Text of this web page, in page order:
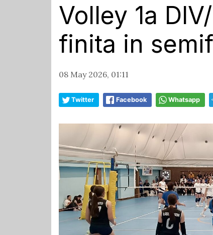
Volley 1a
finita in
08 May 2026, 01:11
Twitter Facebook Whatsapp